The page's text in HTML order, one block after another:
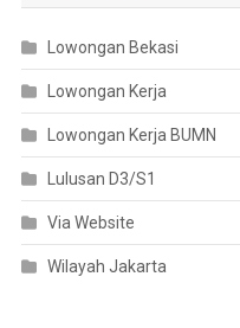
Lowongan Bekasi
Lowongan Kerja
Lowongan Kerja BUMN
Lulusan D3/S1
Via Website
Wilayah Jakarta